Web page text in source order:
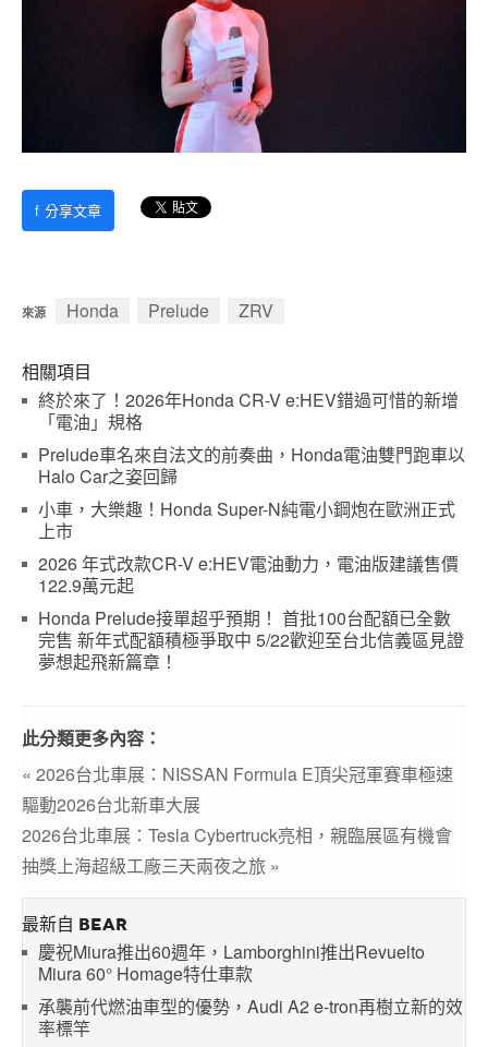
f 分享文章
來源 Honda Prelude ZRV
相關項目
終於來了！2026年Honda CR-V e:HEV錯過可惜的新增
「電油」規格
Prelude車名來自法文的前奏曲，Honda電油雙門跑車以
Halo Car之姿回歸
小車，大樂趣！Honda Super-N純電小鋼炮在歐洲正式
上市
2026 年式改款CR-V e:HEV電油動力，電油版建議售價
122.9萬元起
Honda Prelude接單超乎預期！ 首批100台配額已全數
完售 新年式配額積極爭取中 5/22歡迎至台北信義區見證
夢想起飛新篇章！
此分類更多內容：
« 2026台北車展：NISSAN Formula E頂尖冠軍賽車極速
驅動2026台北新車大展
2026台北車展：Tesla Cybertruck亮相，親臨展區有機會
抽獎上海超級工廠三天兩夜之旅 »
最新自 BEAR
慶祝Miura推出60週年，Lamborghini推出Revuelto
Miura 60° Homage特仕車款
承襲前代燃油車型的優勢，Audi A2 e-tron再樹立新的效
率標竿